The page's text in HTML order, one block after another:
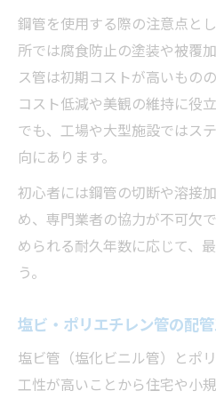
地域密着型配管工事
岡山県の配管工事現
地元ならではの配管
配管工事業界の岡山
鋼管を使用する際の注意点と
所では腐食防止の塗装や被覆
ス管は初期コストが高いもの
コスト低減や美観の維持に役
でも、工場や大型施設ではス
向にあります。
初心者には鋼管の切断や溶接
め、専門業者の協力が不可欠
められる耐久年数に応じて、
う。
塩ビ・ポリエチレン管の配
塩ビ管（塩化ビニル管）とポ
工性が高いことから住宅や小